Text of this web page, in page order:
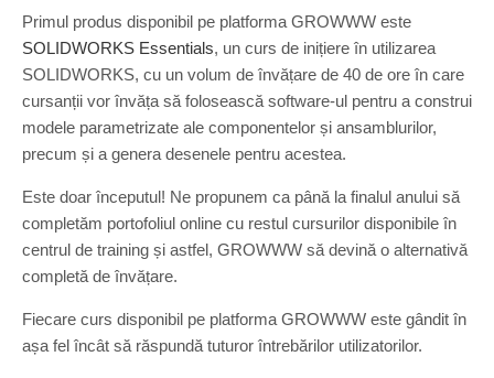
Primul produs disponibil pe platforma GROWWW este
SOLIDWORKS Essentials, un curs de inițiere în utilizarea
SOLIDWORKS, cu un volum de învățare de 40 de ore în care
cursanții vor învăța să folosească software-ul pentru a construi
modele parametrizate ale componentelor și ansamblurilor,
precum și a genera desenele pentru acestea.
Este doar începutul! Ne propunem ca până la finalul anului să
completăm portofoliul online cu restul cursurilor disponibile în
centrul de training și astfel, GROWWW să devină o alternativă
completă de învățare.
Fiecare curs disponibil pe platforma GROWWW este gândit în
așa fel încât să răspundă tuturor întrebărilor utilizatorilor.